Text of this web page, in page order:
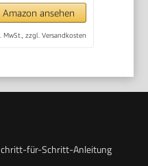
Amazon ansehen
MwSt., zzgl. Versandkosten
für-Schritt-Anleitung